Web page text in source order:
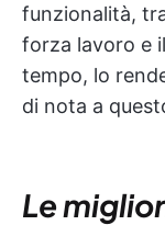
funzionalità,
forza lavoro e
tempo, lo
di nota a
Le